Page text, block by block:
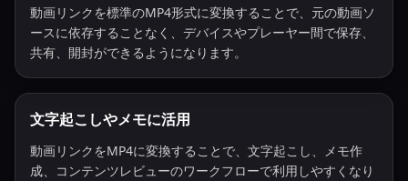
動画リンクを標準のMP4形式に変換することで、元の動画ソ
ースに依存することなく、デバイスやプレーヤー間で保存、
共有、開封ができるようになります。
文字起こしやメモに活用
動画リンクをMP4に変換することで、文字起こし、メモ作
成、コンテンツレビューのワークフローで利用しやすくなり